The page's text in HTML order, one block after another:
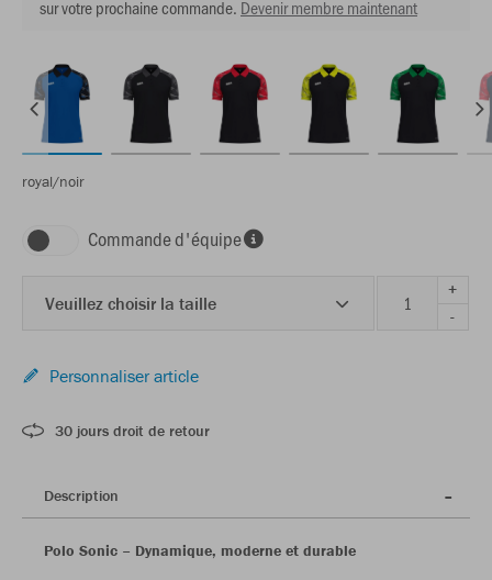
sur votre prochaine commande. Devenir membre maintenant
royal/noir
Commande d'équipe
Veuillez choisir la taille
+
-
Personnaliser article
30 jours droit de retour
Description
Polo Sonic – Dynamique, moderne et durable